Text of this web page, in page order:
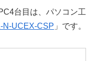
台目は、パソコン工
N-UCEX-CSP 」です。